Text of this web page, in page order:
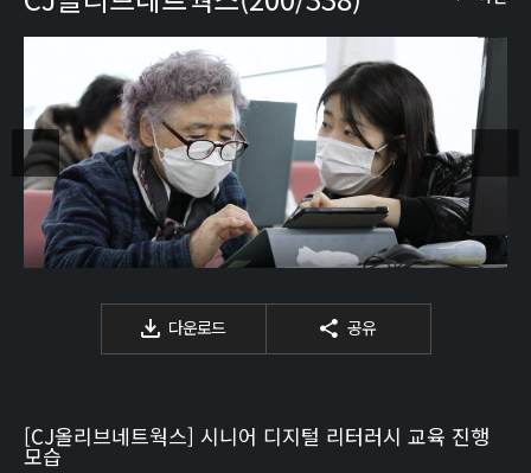
다운로드 공유
[CJ올리브네트웍스] 시니어 디지털 리터러시 교육 진행
모습